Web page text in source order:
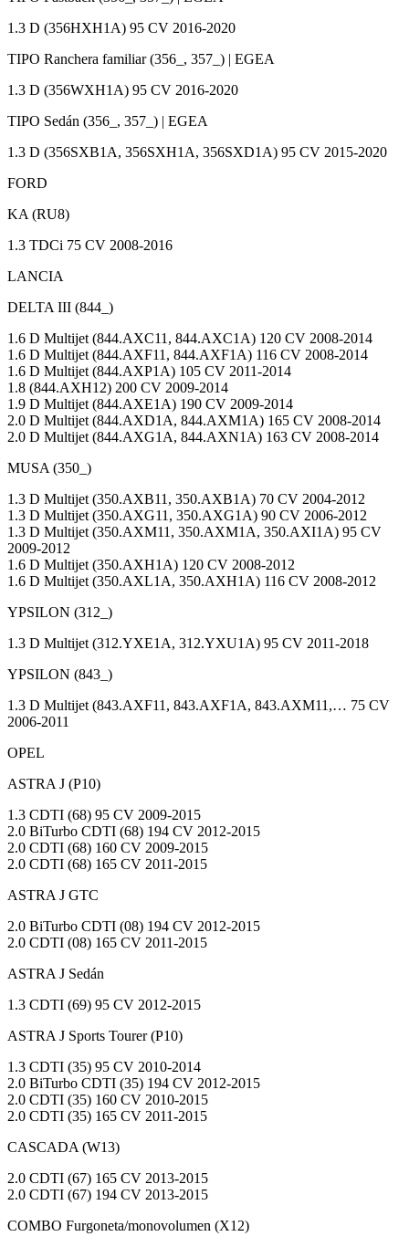
1.3 D (356HXH1A) 95 CV 2016-2020
TIPO Ranchera familiar (356_, 357_) | EGEA
1.3 D (356WXH1A) 95 CV 2016-2020
TIPO Sedán (356_, 357_) | EGEA
1.3 D (356SXB1A, 356SXH1A, 356SXD1A) 95 CV 2015-2020
FORD
KA (RU8)
1.3 TDCi 75 CV 2008-2016
LANCIA
DELTA III (844_)
1.6 D Multijet (844.AXC11, 844.AXC1A) 120 CV 2008-2014
1.6 D Multijet (844.AXF11, 844.AXF1A) 116 CV 2008-2014
1.6 D Multijet (844.AXP1A) 105 CV 2011-2014
1.8 (844.AXH12) 200 CV 2009-2014
1.9 D Multijet (844.AXE1A) 190 CV 2009-2014
2.0 D Multijet (844.AXD1A, 844.AXM1A) 165 CV 2008-2014
2.0 D Multijet (844.AXG1A, 844.AXN1A) 163 CV 2008-2014
MUSA (350_)
1.3 D Multijet (350.AXB11, 350.AXB1A) 70 CV 2004-2012
1.3 D Multijet (350.AXG11, 350.AXG1A) 90 CV 2006-2012
1.3 D Multijet (350.AXM11, 350.AXM1A, 350.AXI1A) 95 CV
2009-2012
1.6 D Multijet (350.AXH1A) 120 CV 2008-2012
1.6 D Multijet (350.AXL1A, 350.AXH1A) 116 CV 2008-2012
YPSILON (312_)
1.3 D Multijet (312.YXE1A, 312.YXU1A) 95 CV 2011-2018
YPSILON (843_)
1.3 D Multijet (843.AXF11, 843.AXF1A, 843.AXM11,… 75 CV
2006-2011
OPEL
ASTRA J (P10)
1.3 CDTI (68) 95 CV 2009-2015
2.0 BiTurbo CDTI (68) 194 CV 2012-2015
2.0 CDTI (68) 160 CV 2009-2015
2.0 CDTI (68) 165 CV 2011-2015
ASTRA J GTC
2.0 BiTurbo CDTI (08) 194 CV 2012-2015
2.0 CDTI (08) 165 CV 2011-2015
ASTRA J Sedán
1.3 CDTI (69) 95 CV 2012-2015
ASTRA J Sports Tourer (P10)
1.3 CDTI (35) 95 CV 2010-2014
2.0 BiTurbo CDTI (35) 194 CV 2012-2015
2.0 CDTI (35) 160 CV 2010-2015
2.0 CDTI (35) 165 CV 2011-2015
CASCADA (W13)
2.0 CDTI (67) 165 CV 2013-2015
2.0 CDTI (67) 194 CV 2013-2015
COMBO Furgoneta/monovolumen (X12)